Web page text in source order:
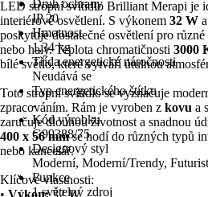
Druh ochrany
IP 20
Hmotnost
1,34 kg
Třída energetické náročnosti
Neudává se
Typ energetického štítku
-
Kód výrobku
G99388/75
Designový styl
Moderní, Moderní/Trendy,
Funkce
1 světelný zdroj
LED stropní svítidlo Brilliant Merapi je
interiérové osvětlení. S výkonem 32 W
poskytuje dostatečné osvětlení pro
nebo haly. Teplota chromatičnosti 3000
bílé světlo, které vytváří útulnou
Toto stropní svítidlo se vyznačuje
zpracováním. Rám je vyroben z kovu a
zaručuje dlouhou životnost a snadnou
400 x 56 mmse hodí do různých typů
nebo kancelář.
Klíčové vlastnosti:
• Výkon:32 W